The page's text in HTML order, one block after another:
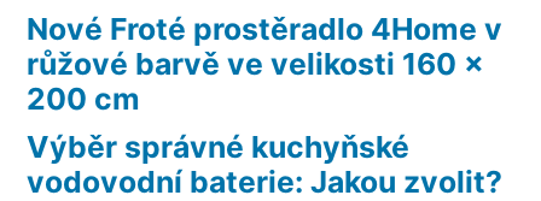
Nové Froté prostěradlo 4Home v
růžové barvě ve velikosti 160 x
200 cm
Výběr správné kuchyňské
vodovodní baterie: Jakou zvolit?